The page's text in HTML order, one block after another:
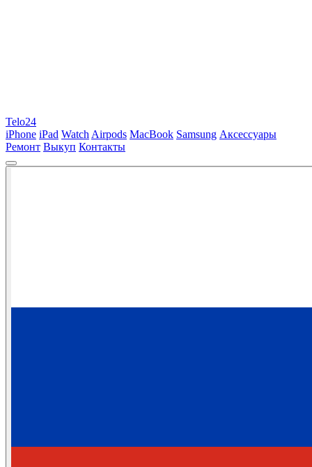
Telo24
iPhone iPad Watch Airpods MacBook Samsung Аксессуары
Ремонт Выкуп Контакты